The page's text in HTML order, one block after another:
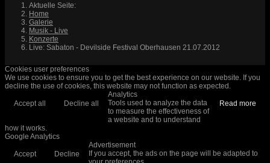
Aktuelle Seite:
Home
Galerie
Musik - Live
Konzerte
Live: Sabaton - Devilside Festival Oberhausen 21.07.2012
Cookies user preferences
We use cookies to ensure you to get the best experience on our website. If you
decline the use of cookies, this website may not function as expected.
Accept all Decline all Read more
Analytics
Tools used to analyze the data
to measure the effectiveness of
a website and to understand
how it works.
Google Analytics
Accept Decline
Advertisement
If you accept, the ads on the page will be adapted to